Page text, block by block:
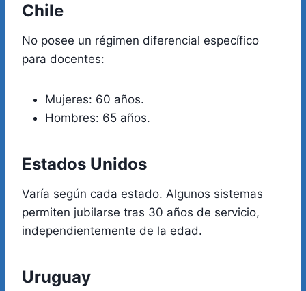
Chile
No posee un régimen diferencial específico
para docentes:
Mujeres: 60 años.
Hombres: 65 años.
Estados Unidos
Varía según cada estado. Algunos sistemas
permiten jubilarse tras 30 años de servicio,
independientemente de la edad.
Uruguay